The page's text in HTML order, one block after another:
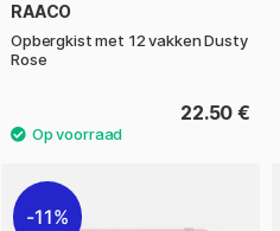
RAACO
Opbergkist met 12 vakken Dusty
Rose
22.50 €
11%